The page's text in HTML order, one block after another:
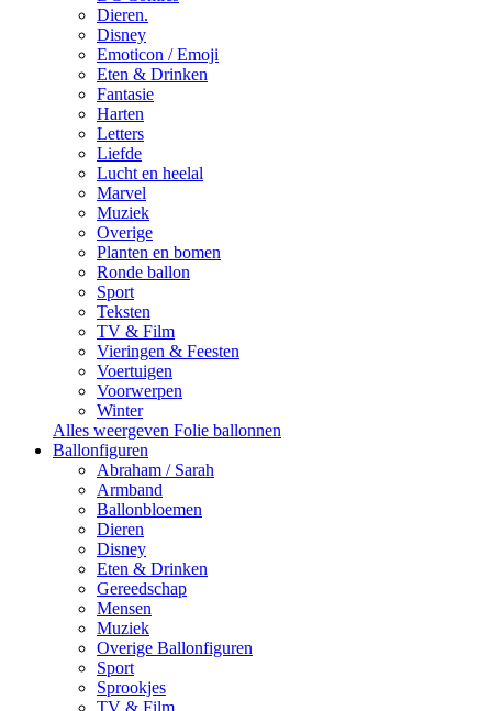
Dieren.
Disney
Emoticon / Emoji
Eten & Drinken
Fantasie
Harten
Letters
Liefde
Lucht en heelal
Marvel
Muziek
Overige
Planten en bomen
Ronde ballon
Sport
Teksten
TV & Film
Vieringen & Feesten
Voertuigen
Voorwerpen
Winter
Alles weergeven Folie ballonnen
Ballonfiguren
Abraham / Sarah
Armband
Ballonbloemen
Dieren
Disney
Eten & Drinken
Gereedschap
Mensen
Muziek
Overige Ballonfiguren
Sport
Sprookjes
TV & Film